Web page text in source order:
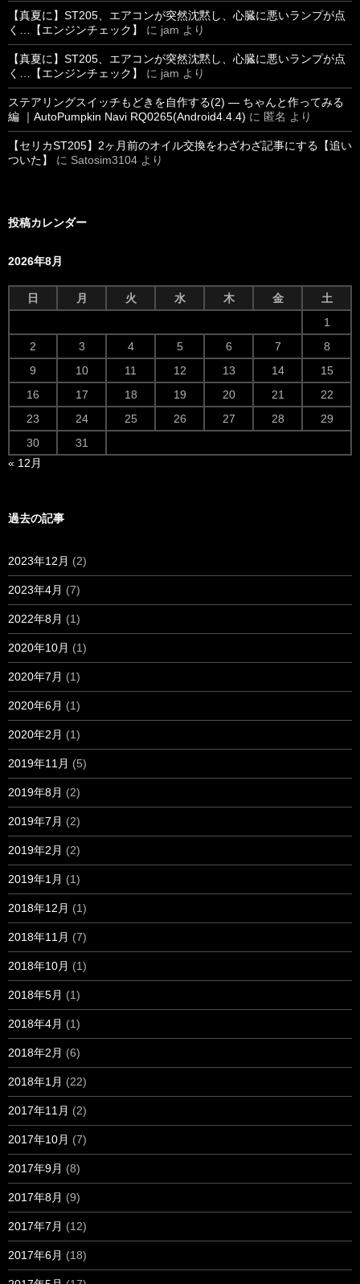
【真夏に】ST205、エアコンが突然沈黙し、心臓に悪いランプが点
く…【エンジンチェック】
に jam より
【真夏に】ST205、エアコンが突然沈黙し、心臓に悪いランプが点
く…【エンジンチェック】
に jam より
ステアリングスイッチもどきを自作する(2) ― ちゃんと作ってみる
編 ｜AutoPumpkin Navi RQ0265(Android4.4.4) に 匿名 より
【セリカST205】2ヶ月前のオイル交換をわざわざ記事にする【追い
ついた】
に Satosim3104 より
投稿カレンダー
2026年8月
日 月 火 水 木 金
土
1
2
3 4 5 6 7
8
9
10 11 12 13 14
15
16
17 18 19 20 21
22
23
24 25 26 27 28
29
30
31
« 12月
過去の記事
2023年12月 (2)
2023年4月 (7)
2022年8月 (1)
2020年10月 (1)
2020年7月 (1)
2020年6月 (1)
2020年2月 (1)
2019年11月 (5)
2019年8月 (2)
2019年7月 (2)
2019年2月 (2)
2019年1月 (1)
2018年12月 (1)
2018年11月 (7)
2018年10月 (1)
2018年5月 (1)
2018年4月 (1)
2018年2月 (6)
2018年1月 (22)
2017年11月 (2)
2017年10月 (7)
2017年9月 (8)
2017年8月 (9)
2017年7月 (12)
2017年6月 (18)